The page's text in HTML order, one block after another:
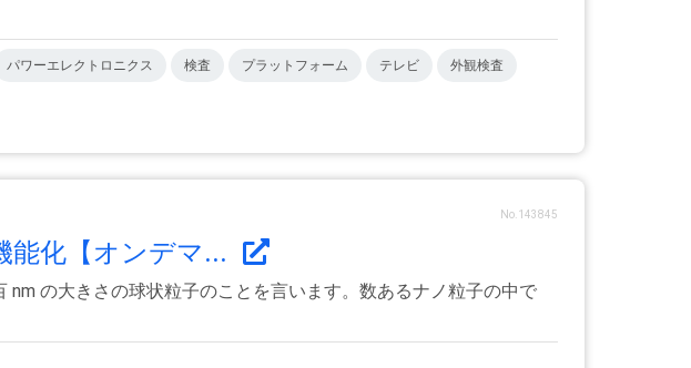
パワーエレクトロニクス 検査 プラットフォーム テレビ 外観検査
No.143845
能化【オンデマ...
の大きさの球状粒子のことを言います。数あるナノ粒子の中で